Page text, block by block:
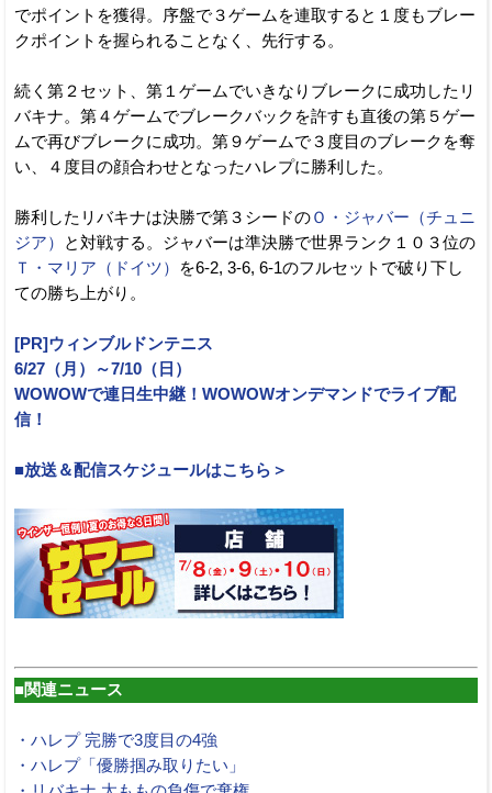
でポイントを獲得。序盤で３ゲームを連取すると１度もブレー
クポイントを握られることなく、先行する。
続く第２セット、第１ゲームでいきなりブレークに成功したリ
バキナ。第４ゲームでブレークバックを許すも直後の第５ゲー
ムで再びブレークに成功。第９ゲームで３度目のブレークを奪
い、４度目の顔合わせとなったハレプに勝利した。
勝利したリバキナは決勝で第３シードのＯ・ジャバー（チュニ
ジア）
と対戦する。ジャバーは準決勝で世界ランク１０３位の
Ｔ・マリア（ドイツ）
を6-2, 3-6, 6-1のフルセットで破り下し
ての勝ち上がり。
[PR]ウィンブルドンテニス
6/27（月）～7/10（日）
WOWOWで連日生中継！WOWOWオンデマンドでライブ配
信！
■放送＆配信スケジュールはこちら＞
■関連ニュース
・ハレプ 完勝で3度目の4強
・ハレプ「優勝掴み取りたい」